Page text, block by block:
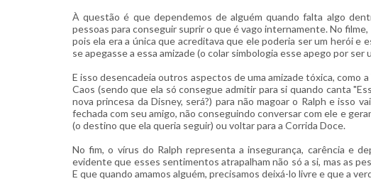
À questão é que dependemos de alguém quando falta algo
pessoas para conseguir suprir o que é vago internamente. No
pois ela era a única que acreditava que ele poderia ser um herói e
se apegasse a essa amizade (o colar simbologia esse apego por ser
E isso desencadeia outros aspectos de uma amizade tóxica, como
Caos (sendo que ela só consegue admitir para si quando canta
nova princesa da Disney, será?) para não magoar o Ralph e isso
fechada com seu amigo, não conseguindo conversar com ele e
(o destino que ela queria seguir) ou voltar para a Corrida Doce.
No fim, o vírus do Ralph representa a insegurança, carência e
evidente que esses sentimentos atrapalham não só a si, mas as
E que quando amamos alguém, precisamos deixá-lo livre e que a